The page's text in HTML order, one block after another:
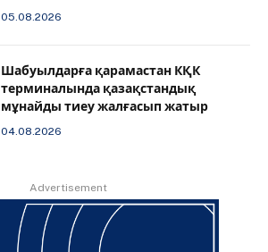
05.08.2026
Шабуылдарға қарамастан КҚК
терминалында қазақстандық
мұнайды тиеу жалғасып жатыр
04.08.2026
Advertisement